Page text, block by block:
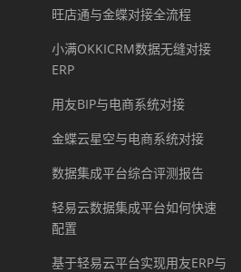
旺店通与金蝶对接全流程
小满OKKICRM数据无缝对接
ERP
用友BIP与电商系统对接
金蝶云星空与电商系统对接
数据集成平台综合评测报告
轻易云数据集成平台如何快速
配置
基于轻易云平台实现用友ERP与